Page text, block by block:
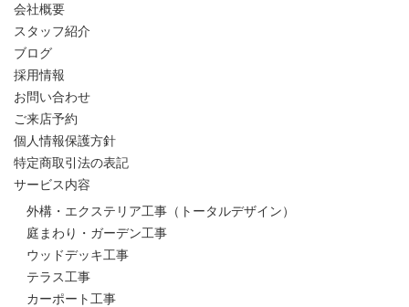
会社概要
スタッフ紹介
ブログ
採用情報
お問い合わせ
ご来店予約
個人情報保護方針
特定商取引法の表記
サービス内容
外構・エクステリア工事（トータルデザイン）
庭まわり・ガーデン工事
ウッドデッキ工事
テラス工事
カーポート工事